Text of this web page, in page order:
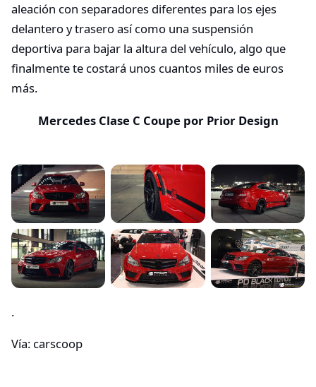
aleación con separadores diferentes para los ejes
delantero y trasero así como una suspensión
deportiva para bajar la altura del vehículo, algo que
finalmente te costará unos cuantos miles de euros
más.
Mercedes Clase C Coupe por Prior Design
.
Vía: carscoop